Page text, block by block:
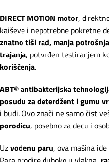
DIRECT MOTION motor,
kaiševe i nepotrebne pokretne
znatno tiši rad, manja
trajanja, potvrđen testiranjem
korišćenja.
ABT® antibakterijska
posudu za deterdžent i gumu
i buđi. Ovo znači ne samo čist
porodicu, posebno za decu i
Uzvodenu paru, ova mašina